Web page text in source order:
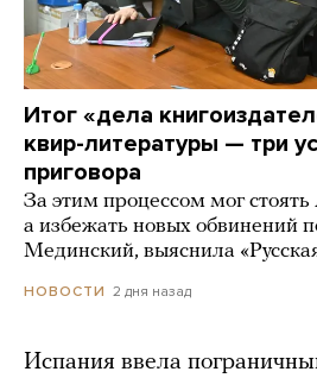
Итог «дела
квир-литературы — три
приговора
За этим процессом мог
а избежать новых обвинений
Мединский, выяснила
НОВОСТИ 2 дня назад
Испания ввела